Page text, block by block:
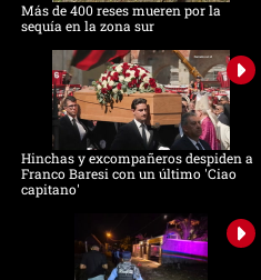
Más de 400 reses mueren por la
sequía en la zona sur
Hinchas y excompañeros despiden a
Franco Baresi con un último 'Ciao
capitano'